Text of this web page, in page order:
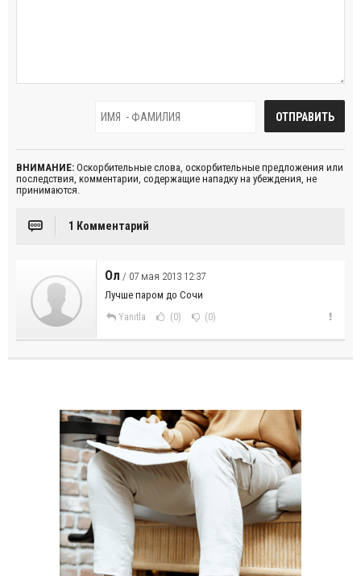
ВНИМАНИЕ: Оскорбительные слова, оскорбительные предложения или
последствия, комментарии, содержащие нападку на убеждения, не
принимаются.
1 Комментарий
Ол / 07 мая 2013 12:37
Лучше паром до Сочи
Yanıtla (0) (0)